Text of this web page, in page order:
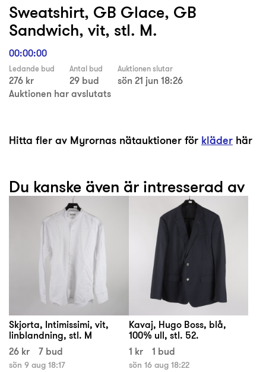
Sweatshirt, GB Glace, GB
Sandwich, vit, stl. M.
00:00:00
Ledande bud
276 kr
Antal bud
29 bud
Auktionen slutar
sön 21 jun 18:26
Auktionen har avslutats
Hitta fler av Myrornas nätauktioner för kläder här
Du kanske även är intresserad av
Skjorta, Intimissimi, vit,
linblandning, stl. M
26 kr
7 bud
sön 9 aug 18:17
Kavaj, Hugo Boss, blå,
100% ull, stl. 52.
1 kr
1 bud
sön 16 aug 18:22